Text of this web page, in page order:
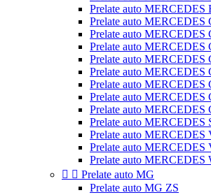
Prelate auto MERCEDES
Prelate auto MERCEDES
Prelate auto MERCEDES
Prelate auto MERCEDES
Prelate auto MERCEDES
Prelate auto MERCEDES
Prelate auto MERCEDES
Prelate auto MERCEDES
Prelate auto MERCEDES
Prelate auto MERCEDES
Prelate auto MERCEDES
Prelate auto MERCEDES
Prelate auto MERCEDES
  Prelate auto MG
Prelate auto MG ZS